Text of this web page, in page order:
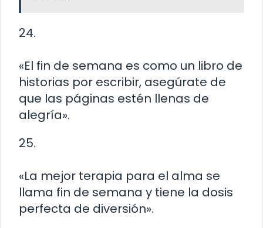
24.
«El fin de semana es como un libro de
historias por escribir, asegúrate de
que las páginas estén llenas de
alegría».
25.
«La mejor terapia para el alma se
llama fin de semana y tiene la dosis
perfecta de diversión».